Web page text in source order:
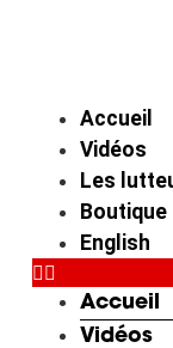
Accueil
Vidéos
Les
Boutique
English
Accueil
Vidéos